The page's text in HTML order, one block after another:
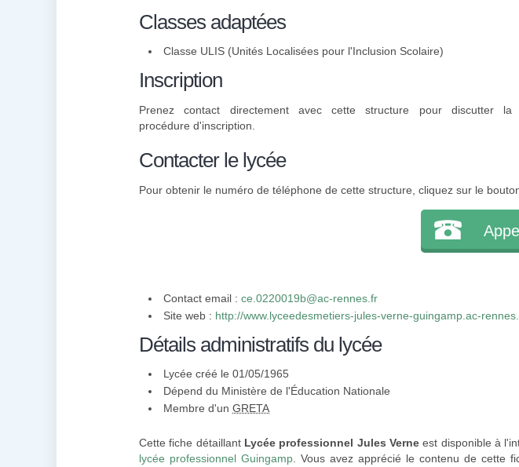
Classes adaptées
Classe ULIS (Unités Localisées pour l'Inclusion Scolaire)
Inscription
Prenez contact directement avec cette structure pour discutter la
procédure d'inscription.
Contacter le lycée
Pour obtenir le numéro de téléphone de cette structure, cliquez sur le
Contact email : ce.0220019b@ac-rennes.fr
Site web : http://www.lyceedesmetiers-jules-verne-guingamp.ac-
Détails administratifs du lycée
Lycée créé le 01/05/1965
Dépend du Ministère de l'Éducation Nationale
Membre d'un GRETA
Cette fiche détaillant Lycée professionnel Jules Verne est disponible à
lycée professionnel Guingamp . Vous avez apprécié le contenu de cette